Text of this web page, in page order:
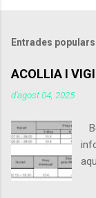
Entrades
ACOLLIA I
d’agost 04, 2025